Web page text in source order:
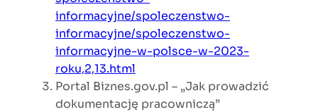
informacyjne/spoleczenstwo-
informacyjne/spoleczenstwo-
informacyjne-w-polsce-w-2023-
roku,2,13.html
Portal Biznes.gov.pl – „Jak prowadzić
dokumentację pracowniczą”